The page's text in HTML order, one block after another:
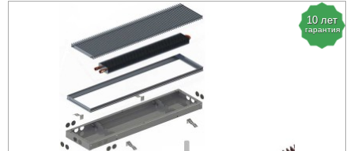
10 лет
гарантия